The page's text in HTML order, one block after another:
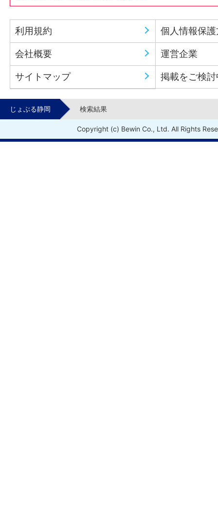
利用規約 個人情報保
会社概要 運営企業
サイトマップ 掲載をご検
じょぶる静岡 検索結果
Copyright (c) Bewin Co., Ltd. All Rights